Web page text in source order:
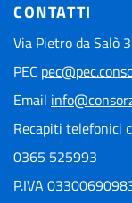
CONTATTI
Via Pietro da Salò
PEC
Email
Recapiti telefonici
0365 525993
P.IVA